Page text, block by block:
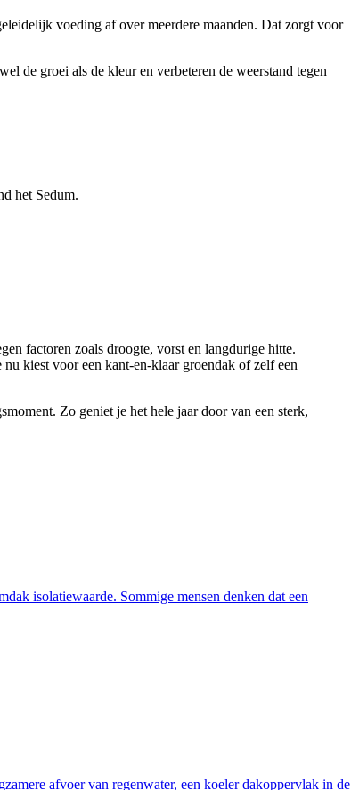
voeding af over meerdere maanden. Dat zorgt voor
de groei als de kleur en verbeteren de weerstand tegen
het Sedum.
factoren zoals droogte, vorst en langdurige hitte.
kiest voor een kant-en-klaar groendak of zelf een
Zo geniet je het hele jaar door van een sterk,
isolatiewaarde. Sommige mensen denken dat een
afvoer van regenwater, een koeler dakoppervlak in de